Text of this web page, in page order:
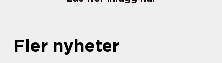
Fler nyheter